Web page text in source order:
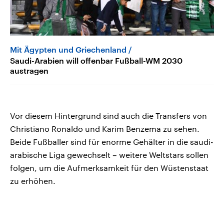
Mit Ägypten und Griechenland
Saudi-Arabien will offenbar Fußball-WM 2030
austragen
Vor diesem Hintergrund sind auch die Transfers von
Christiano Ronaldo und Karim Benzema zu sehen.
Beide Fußballer sind für enorme Gehälter in die saudi-
arabische Liga gewechselt – weitere Weltstars sollen
folgen, um die Aufmerksamkeit für den Wüstenstaat
zu erhöhen.